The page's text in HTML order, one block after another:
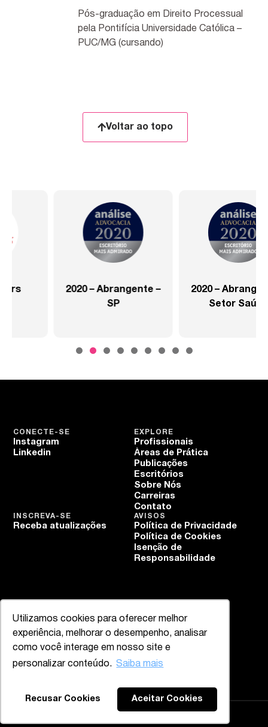
Utilizamos cookies para oferecer melhor
experiência, melhorar o desempenho, analisar
como você interage em nosso site e
personalizar conteúdo. Saiba mais
Recusar Cookies Aceitar Cookies
Pós-graduação em Direito Processual
pela Pontifícia Universidade Católica –
PUC/MG (cursando)
Voltar ao topo
2020 – Abrangente –
2020 – Abrangente –
Setor Saúde
EXPLORE
Profissionais
Áreas de Prática
Publicações
Escritórios
Sobre Nós
Carreiras
Contato
CONECTE-SE
Instagram
Linkedin
AVISOS
Política de Privacidade
Política de Cookies
Isenção de
Responsabilidade
INSCREVA-SE
Receba atualizações